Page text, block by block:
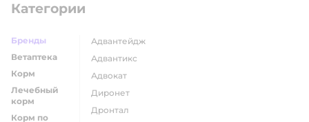
Категории
Бренды
Ветаптека
Корм
Лечебный
корм
Корм по
адвантейдж
адвантикс
адвокат
диронет
дронтал